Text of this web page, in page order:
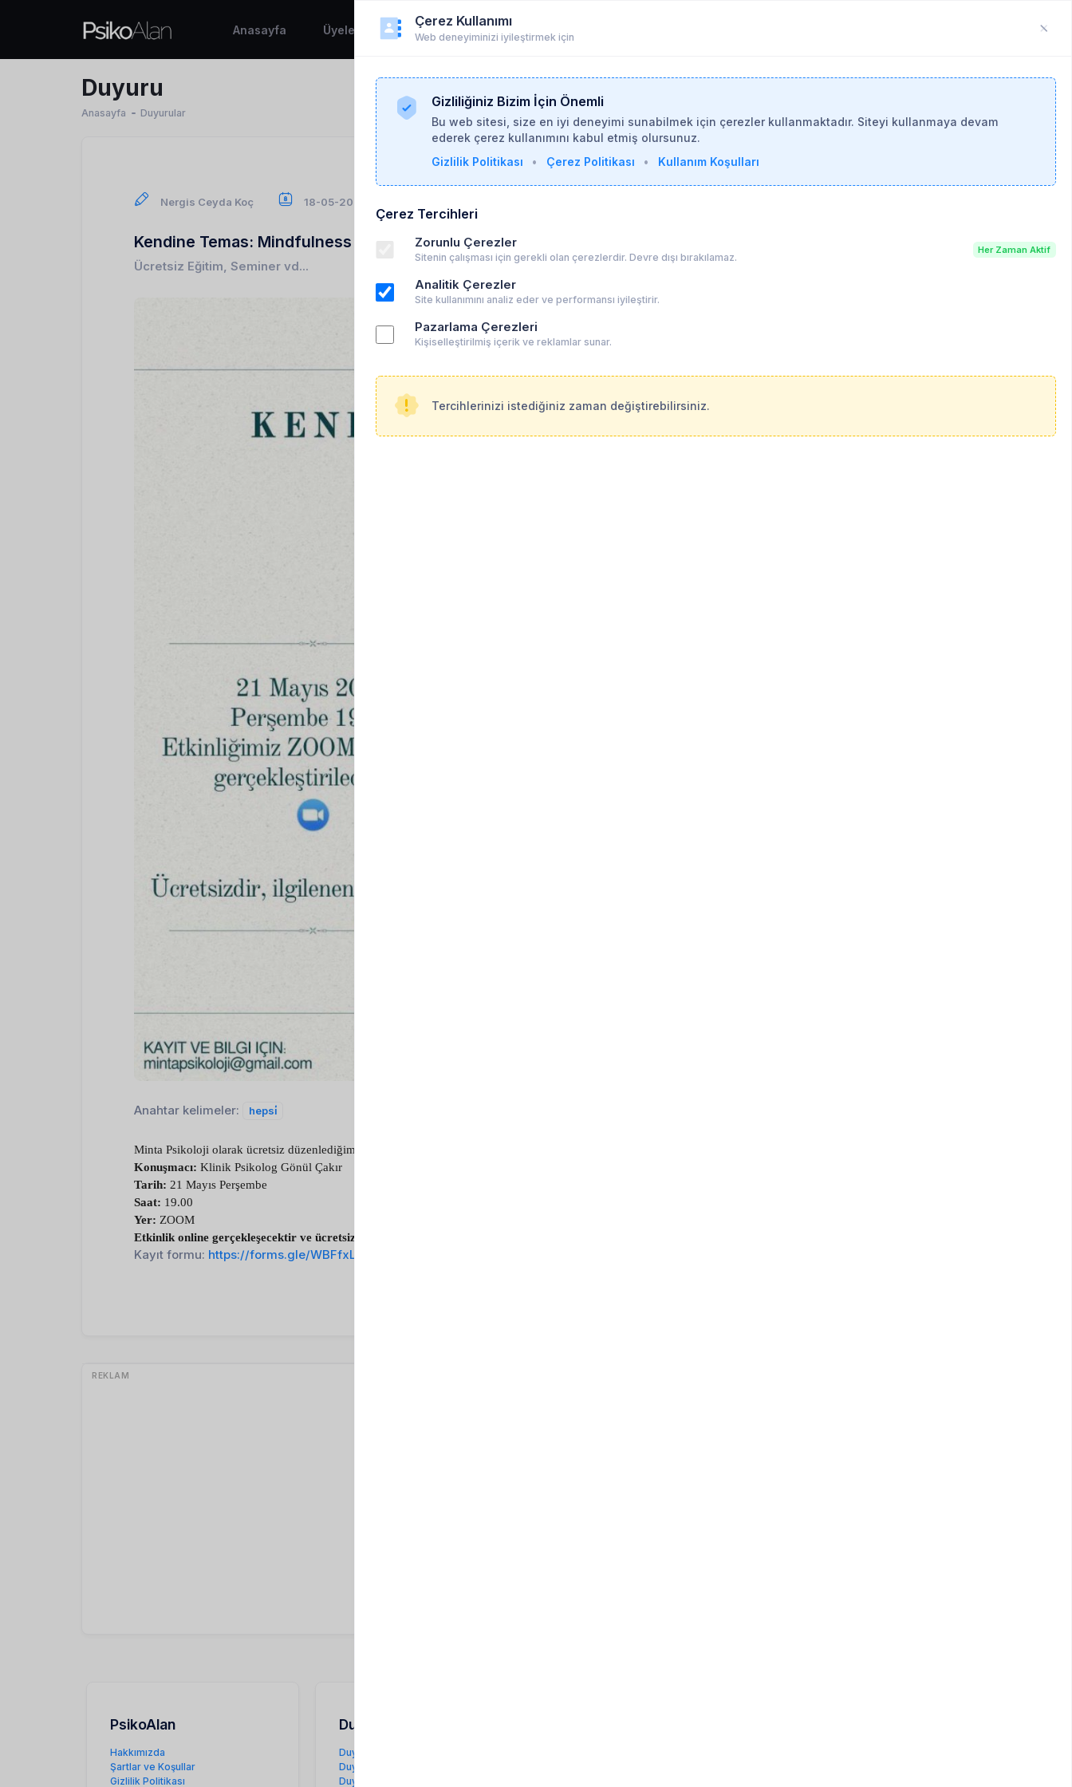
Anasayfa Üyeler Duyurular Yardım
Duyuru
Anasayfa Duyurular
Nergis Ceyda Koç 18-05-2026
Kendine Temas: Mindfulness
Ücretsiz Eğitim, Seminer vd...
Anahtar kelimeler: hepsi̇
Minta Psikoloji olarak ücretsiz düzenlediğimiz Söyleşilerde bu sefer
Konuşmacı: Klinik Psikolog Gönül Çakır
Tarih: 21 Mayıs Perşembe
Saat: 19.00
Yer: ZOOM
Etkinlik online gerçekleşecektir ve ücretsizdir.
Kayıt formu: https://forms.gle/WBFfxLtFUKZZEB4j8
REKLAM
PsikoAlan
Hakkımızda
Şartlar ve Koşullar
Gizlilik Politikası
Duyurular
Duyurular
Duyuru Gönder
Duyuru Kuralları
Çerez Kullanımı
Web deneyiminizi iyileştirmek için
Gizliliğiniz Bizim İçin Önemli
Bu web sitesi, size en iyi deneyimi sunabilmek için çerezler kullanmaktadır. Siteyi kullanmaya devam
ederek çerez kullanımını kabul etmiş olursunuz.
Gizlilik Politikası
• Çerez Politikası • Kullanım Koşulları
Çerez Tercihleri
Zorunlu Çerezler
Sitenin çalışması için gerekli olan çerezlerdir. Devre dışı bırakılamaz.
Her Zaman Aktif
Analitik Çerezler
Site kullanımını analiz eder ve performansı iyileştirir.
Pazarlama Çerezleri
Kişiselleştirilmiş içerik ve reklamlar sunar.
Tercihlerinizi istediğiniz zaman değiştirebilirsiniz.